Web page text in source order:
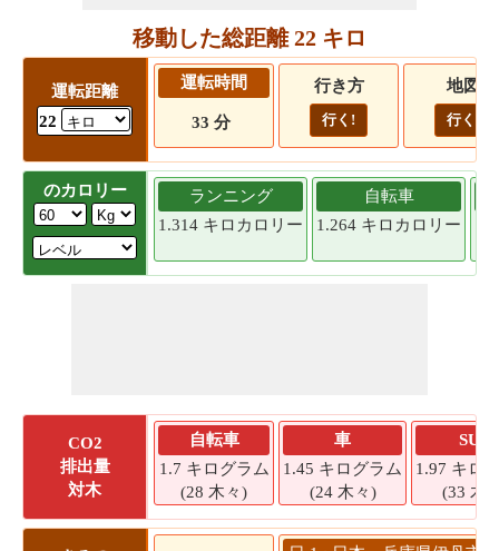
移動した総距離 22 キロ
運転距離
22
運転時間
33 分
行き方
行く!
地図
行く!
のカロリー
ランニング
1.314 キロカロリー
自転車
1.264 キロカロリー
CO2
排出量
対木
自転車
1.7 キログラム
(28 木々)
車
1.45 キログラム
(24 木々)
SUV
1.97 キロ
(33 木